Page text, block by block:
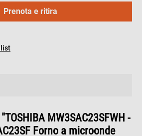
Prenota e ritira
MW3SAC23SFWH -
Forno a microonde